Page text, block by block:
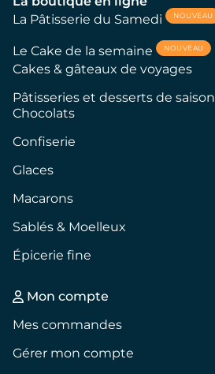
La Pâtisserie du Samedi
NOUVEAU
Le Cake de la semaine NOUVEAU
Cakes & gâteaux de voyages
Pâtisseries et desserts de saison
Chocolats
Confiserie
Glaces
Macarons
Sablés & Moelleux
Épicerie fine
Mon compte
Mes commandes
Gérer mon compte